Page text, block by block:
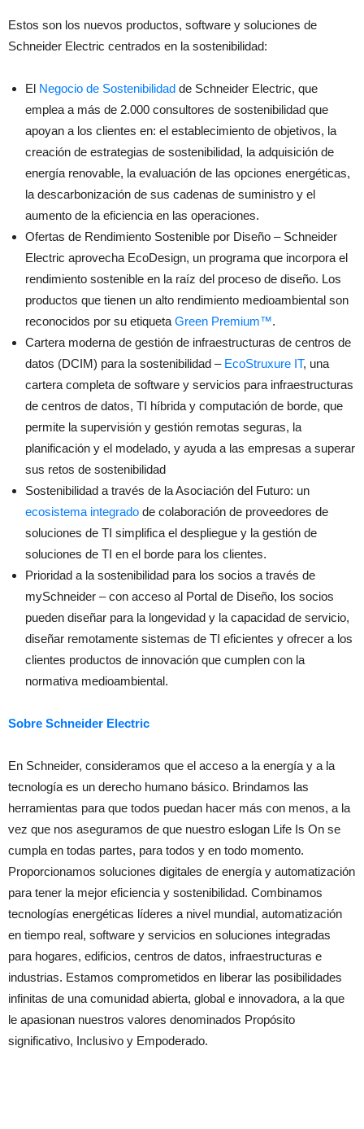
Estos son los nuevos productos, software y soluciones de
Schneider Electric centrados en la sostenibilidad:
El Negocio de Sostenibilidad de Schneider Electric, que
emplea a más de 2.000 consultores de sostenibilidad que
apoyan a los clientes en: el establecimiento de objetivos, la
creación de estrategias de sostenibilidad, la adquisición de
energía renovable, la evaluación de las opciones energéticas,
la descarbonización de sus cadenas de suministro y el
aumento de la eficiencia en las operaciones.
Ofertas de Rendimiento Sostenible por Diseño – Schneider
Electric aprovecha EcoDesign, un programa que incorpora el
rendimiento sostenible en la raíz del proceso de diseño. Los
productos que tienen un alto rendimiento medioambiental son
reconocidos por su etiqueta Green Premium™.
Cartera moderna de gestión de infraestructuras de centros de
datos (DCIM) para la sostenibilidad – EcoStruxure IT, una
cartera completa de software y servicios para infraestructuras
de centros de datos, TI híbrida y computación de borde, que
permite la supervisión y gestión remotas seguras, la
planificación y el modelado, y ayuda a las empresas a superar
sus retos de sostenibilidad
Sostenibilidad a través de la Asociación del Futuro: un
ecosistema integrado de colaboración de proveedores de
soluciones de TI simplifica el despliegue y la gestión de
soluciones de TI en el borde para los clientes.
Prioridad a la sostenibilidad para los socios a través de
mySchneider – con acceso al Portal de Diseño, los socios
pueden diseñar para la longevidad y la capacidad de servicio,
diseñar remotamente sistemas de TI eficientes y ofrecer a los
clientes productos de innovación que cumplen con la
normativa medioambiental.
Sobre Schneider Electric
En Schneider, consideramos que el acceso a la energía y a la
tecnología es un derecho humano básico. Brindamos las
herramientas para que todos puedan hacer más con menos, a la
vez que nos aseguramos de que nuestro eslogan Life Is On se
cumpla en todas partes, para todos y en todo momento.
Proporcionamos soluciones digitales de energía y automatización
para tener la mejor eficiencia y sostenibilidad. Combinamos
tecnologías energéticas líderes a nivel mundial, automatización
en tiempo real, software y servicios en soluciones integradas
para hogares, edificios, centros de datos, infraestructuras e
industrias. Estamos comprometidos en liberar las posibilidades
infinitas de una comunidad abierta, global e innovadora, a la que
le apasionan nuestros valores denominados Propósito
significativo, Inclusivo y Empoderado.